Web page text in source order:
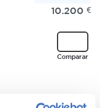
10.200 €
Comparar